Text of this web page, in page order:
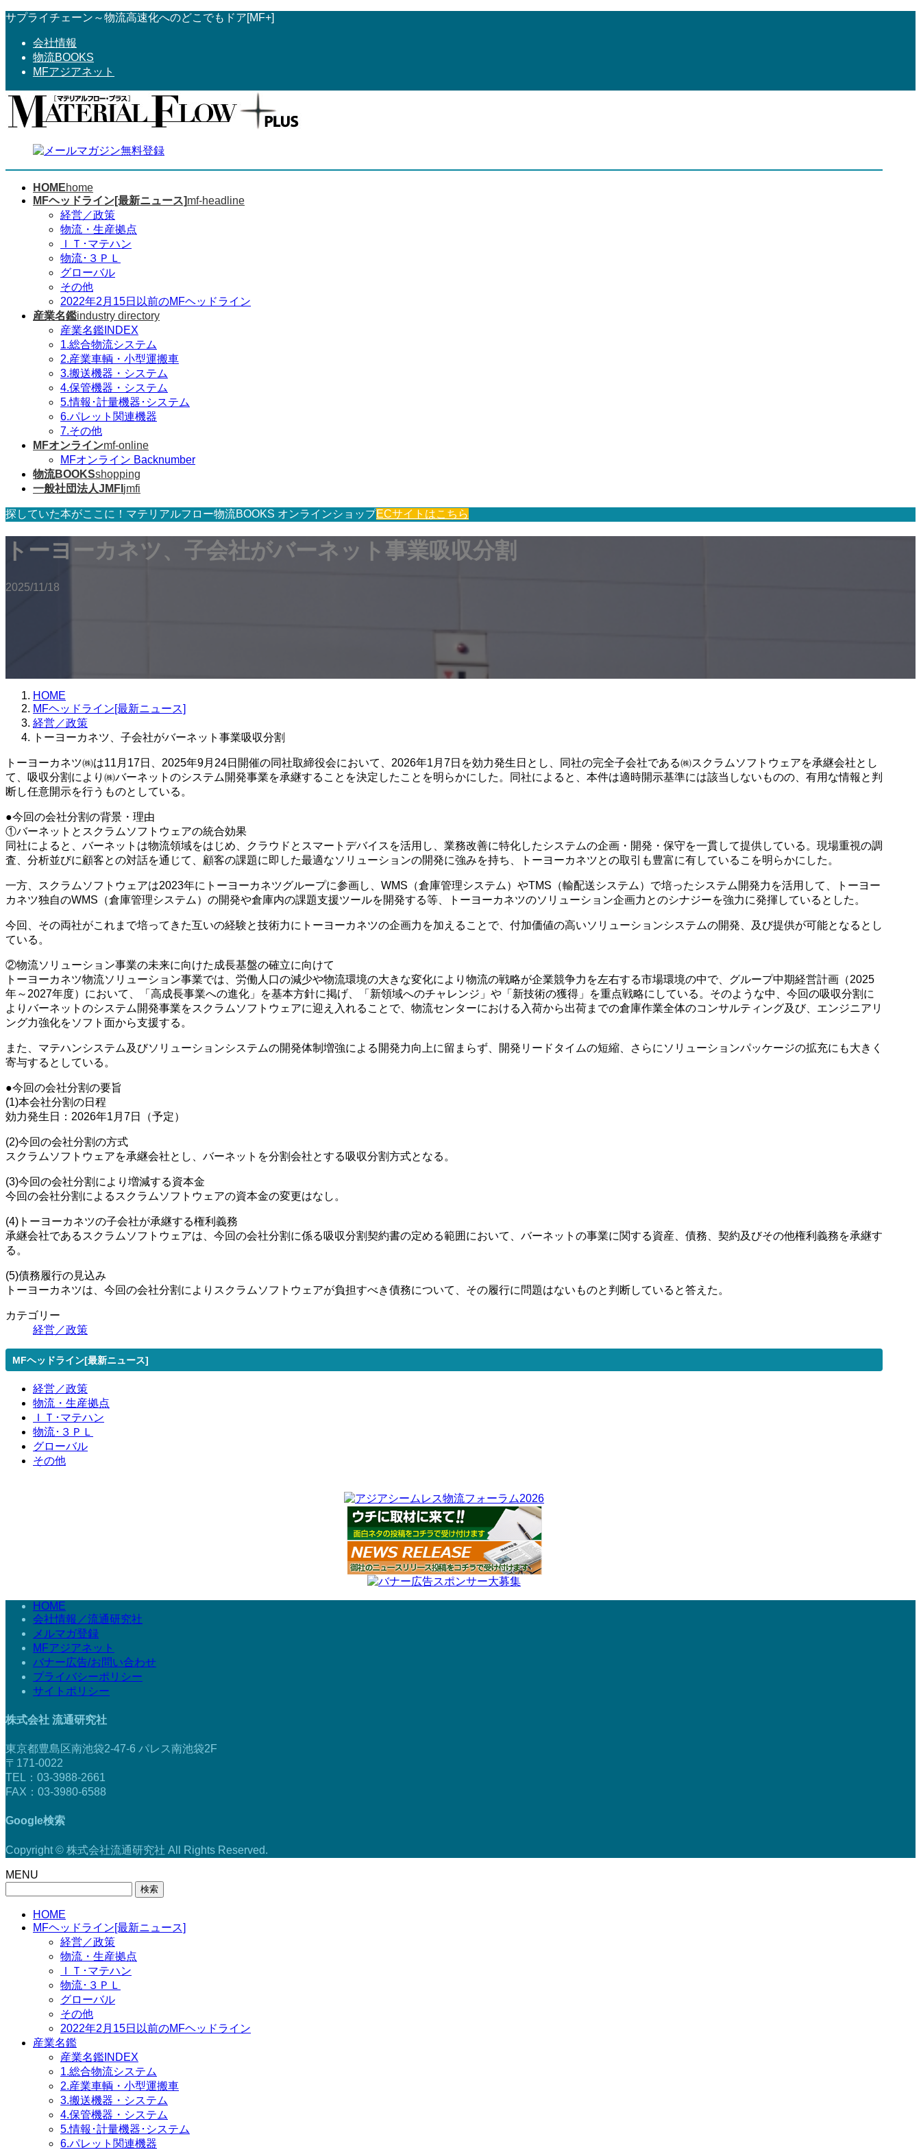
コ
へ
ス
ナ
ョ
ン
サプライチェーン～物流高速化へのどこでもドア[MF+]
会社情報
物流BOOKS
MFアジアネット
HOMEhome
MFヘッドライン[最新ニュース]mf-headline
経営／政策
物流・生産拠点
ＩＴ･マテハン
物流･３ＰＬ
グローバル
その他
2022年2月15日以前のMFヘッドライン
産業名鑑industry directory
産業名鑑INDEX
1.総合物流システム
2.産業車輌・小型運搬車
3.搬送機器・システム
4.保管機器・システム
5.情報･計量機器･システム
6.パレット関連機器
7.その他
MFオンラインmf-online
MFオンライン Backnumber
物流BOOKSshopping
一般社団法人JMFI jmfi
探していた本がここに！マテリアルフロー物流BOOKS オンラインショップECサイトはこちら
トーヨーカネツ、子会社がバーネット事業吸収分割
2025/11/18
HOME
MFヘッドライン[最新ニュース]
経営／政策
トーヨーカネツ、子会社がバーネット事業吸収分割
トーヨーカネツ㈱は11月17日、2025年9月24日開催の同社取締役会において、2026年1月7日を効力発生日とし、同社の完全子会社である㈱スクラムソフトウェアを承継会社とし
て、吸収分割により㈱バーネットのシステム開発事業を承継することを決定したことを明らかにした。同社によると、本件は適時開示基準には該当しないものの、有用な情報と判
断し任意開示を行うものとしている。
●今回の会社分割の背景・理由
①バーネットとスクラムソフトウェアの統合効果
同社によると、バーネットは物流領域をはじめ、クラウドとスマートデバイスを活用し、業務改善に特化したシステムの企画・開発・保守を一貫して提供している。現場重視の調
査、分析並びに顧客との対話を通じて、顧客の課題に即した最適なソリューションの開発に強みを持ち、トーヨーカネツとの取引も豊富に有しているこを明らかにした。
一方、スクラムソフトウェアは2023年にトーヨーカネツグループに参画し、WMS（倉庫管理システム）やTMS（輸配送システム）で培ったシステム開発力を活用して、トーヨー
カネツ独自のWMS（倉庫管理システム）の開発や倉庫内の課題支援ツールを開発する等、トーヨーカネツのソリューション企画力とのシナジーを強力に発揮しているとした。
今回、その両社がこれまで培ってきた互いの経験と技術力にトーヨーカネツの企画力を加えることで、付加価値の高いソリューションシステムの開発、及び提供が可能となるとし
ている。
②物流ソリューション事業の未来に向けた成長基盤の確立に向けて
トーヨーカネツ物流ソリューション事業では、労働人口の減少や物流環境の大きな変化により物流の戦略が企業競争力を左右する市場環境の中で、グループ中期経営計画（2025
年～2027年度）において、「高成長事業への進化」を基本方針に掲げ、「新領域へのチャレンジ」や「新技術の獲得」を重点戦略にしている。そのような中、今回の吸収分割に
よりバーネットのシステム開発事業をスクラムソフトウェアに迎え入れることで、物流センターにおける入荷から出荷までの倉庫作業全体のコンサルティング及び、エンジニアリ
ング力強化をソフト面から支援する。
また、マテハンシステム及びソリューションシステムの開発体制増強による開発力向上に留まらず、開発リードタイムの短縮、さらにソリューションパッケージの拡充にも大きく
寄与するとしている。
●今回の会社分割の要旨
(1)本会社分割の日程
効力発生日：2026年1月7日（予定）
(2)今回の会社分割の方式
スクラムソフトウェアを承継会社とし、バーネットを分割会社とする吸収分割方式となる。
(3)今回の会社分割により増減する資本金
今回の会社分割によるスクラムソフトウェアの資本金の変更はなし。
(4)トーヨーカネツの子会社が承継する権利義務
承継会社であるスクラムソフトウェアは、今回の会社分割に係る吸収分割契約書の定める範囲において、バーネットの事業に関する資産、債務、契約及びその他権利義務を承継す
る。
(5)債務履行の見込み
トーヨーカネツは、今回の会社分割によりスクラムソフトウェアが負担すべき債務について、その履行に問題はないものと判断していると答えた。
カテゴリー
経営／政策
MFヘッドライン[最新ニュース]
経営／政策
物流・生産拠点
ＩＴ･マテハン
物流･３ＰＬ
グローバル
その他
HOME
会社情報／流通研究社
メルマガ登録
MFアジアネット
バナー広告/お問い合わせ
プライバシーポリシー
サイトポリシー
株式会社 流通研究社
東京都豊島区南池袋2-47-6 パレス南池袋2F
〒171-0022
TEL：03-3988-2661
FAX：03-3980-6588
Google検索
Copyright © 株式会社流通研究社 All Rights Reserved.
MENU
HOME
MFヘッドライン[最新ニュース]
経営／政策
物流・生産拠点
ＩＴ･マテハン
物流･３ＰＬ
グローバル
その他
2022年2月15日以前のMFヘッドライン
産業名鑑
産業名鑑INDEX
1.総合物流システム
2.産業車輌・小型運搬車
3.搬送機器・システム
4.保管機器・システム
5.情報･計量機器･システム
6.パレット関連機器